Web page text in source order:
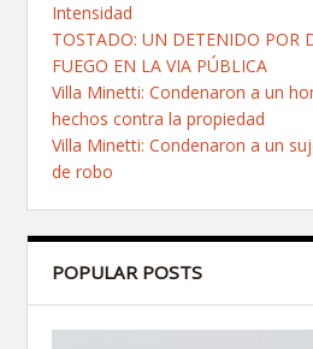
Intensidad
TOSTADO: UN DETENIDO POR
FUEGO EN LA VIA PÚBLICA
Villa Minetti: Condenaron a un
hechos contra la propiedad
Villa Minetti: Condenaron a un
de robo
POPULAR POSTS